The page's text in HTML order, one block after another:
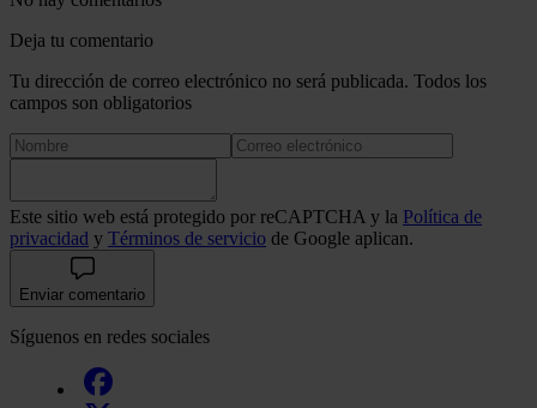
Deja tu comentario
Tu dirección de correo electrónico no será publicada. Todos los
campos son obligatorios
Este sitio web está protegido por reCAPTCHA y la Política de
privacidad y Términos de servicio de Google aplican.
Enviar comentario
Síguenos en redes sociales